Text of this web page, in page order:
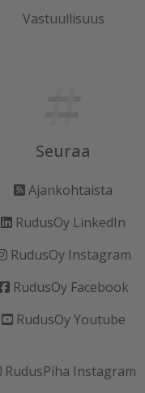
Vastuullisuus
Seuraa
Ajankohtaista
RudusOy LinkedIn
RudusOy Instagram
RudusOy Facebook
RudusOy Youtube
RudusPiha Instagram